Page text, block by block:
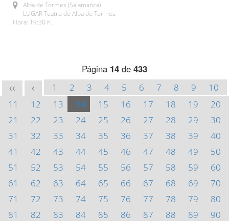
Alba de Tormes (Salamanca)
LUGAR Teatro de Alba de Tormes
Hora: 19:30 h.
Página 14 de 433
<< < 1 2 3 4 5 6 7 8 9
10
11
12 13 14 15 16 17 18 19
20
21
22 23 24 25 26 27 28 29
30
31
32 33 34 35 36 37 38 39
40
41
42 43 44 45 46 47 48 49
50
51
52 53 54 55 56 57 58 59
60
61
62 63 64 65 66 67 68 69
70
71
72 73 74 75 76 77 78 79
80
81
82 83 84 85 86 87 88 89
90